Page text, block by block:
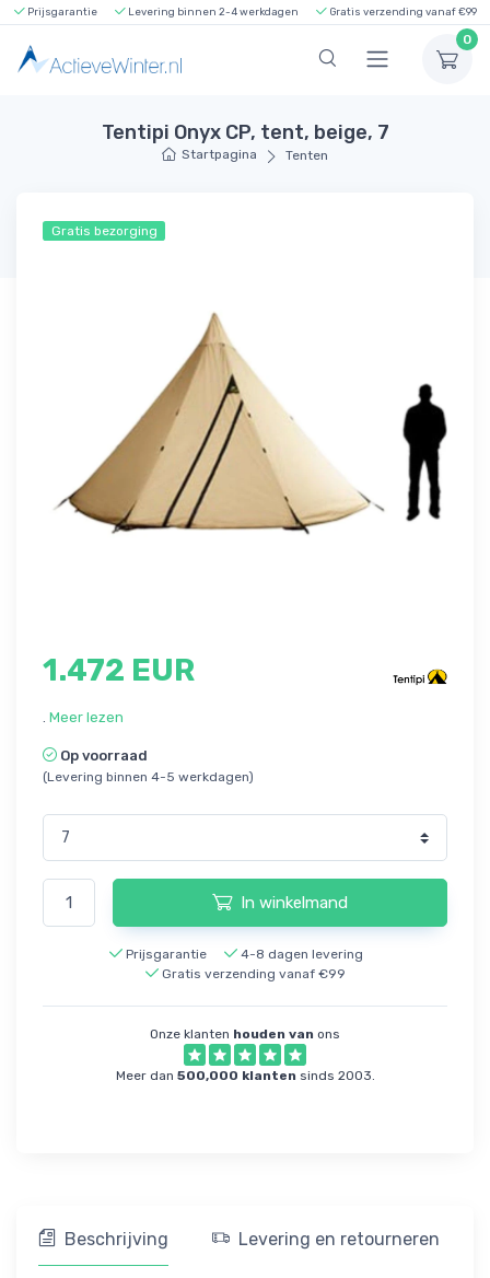
Prijsgarantie Levering binnen 2-4 werkdagen Gratis verzending vanaf €99
0
Tentipi Onyx CP, tent, beige, 7
Startpagina Tenten
Gratis bezorging
1.472 EUR
Meer lezen
Op voorraad
(Levering binnen 4-5 werkdagen)
In winkelmand
Prijsgarantie
4-8 dagen levering
Gratis verzending vanaf €99
Onze klanten houden van ons
Meer dan 500,000 klanten sinds 2003.
Beschrijving Levering en retourneren